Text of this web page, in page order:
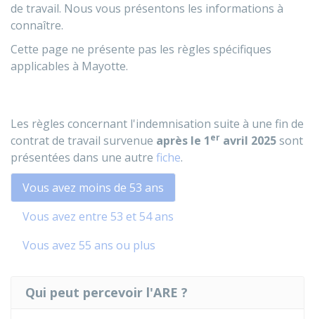
de travail. Nous vous présentons les informations à
connaître.
Cette page ne présente pas les règles spécifiques
applicables à Mayotte.
Les règles concernant l'indemnisation suite à une fin de
contrat de travail survenue après le 1er avril 2025sont
présentées dans une autre fiche.
Vous avez moins de 53 ans
Vous avez entre 53 et 54 ans
Vous avez 55 ans ou plus
Qui peut percevoir l'ARE ?